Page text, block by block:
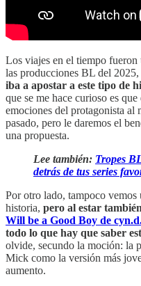
Los viajes en el tiempo fueron
las producciones BL del 2025,
iba a apostar a este tipo de
que se me hace curioso es
emociones del protagonista al
pasado, pero le daremos el
una propuesta.
Lee también: Tropes
detrás de tus series
Por otro lado, tampoco vemos
historia, pero al estar
Will be a Good Boy de
todo lo que hay que saber
olvide, secundo la moción: la
Mick como la versión más
aumento.